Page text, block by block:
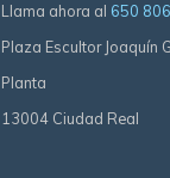
Llama ahora al 650
Plaza Escultor Joaquín
Planta
13004 Ciudad Real